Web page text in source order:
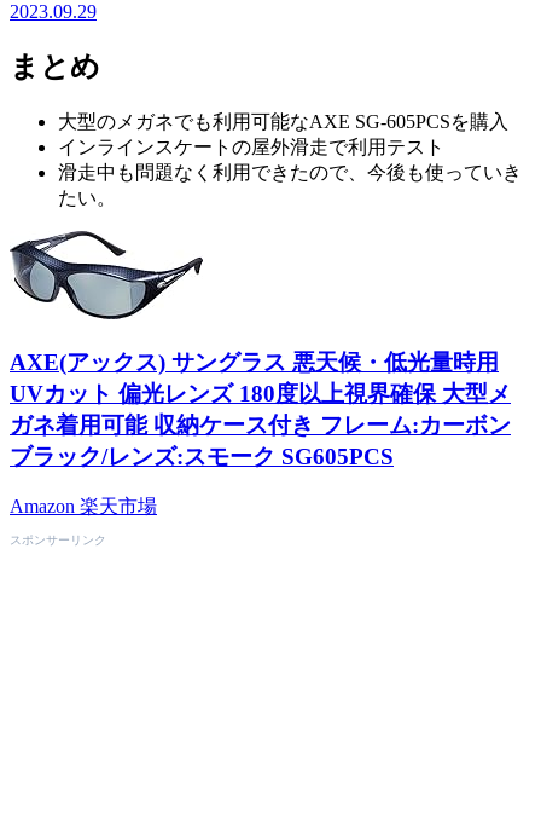
2023.09.29
まとめ
大型のメガネでも利用可能なAXE SG-605PCSを購入
インラインスケートの屋外滑走で利用テスト
滑走中も問題なく利用できたので、今後も使っていき
たい。
AXE(アックス) サングラス 悪天候・低光量時用
UVカット 偏光レンズ 180度以上視界確保 大型メ
ガネ着用可能 収納ケース付き フレーム:カーボン
ブラック/レンズ:スモーク SG605PCS
Amazon 楽天市場
スポンサーリンク